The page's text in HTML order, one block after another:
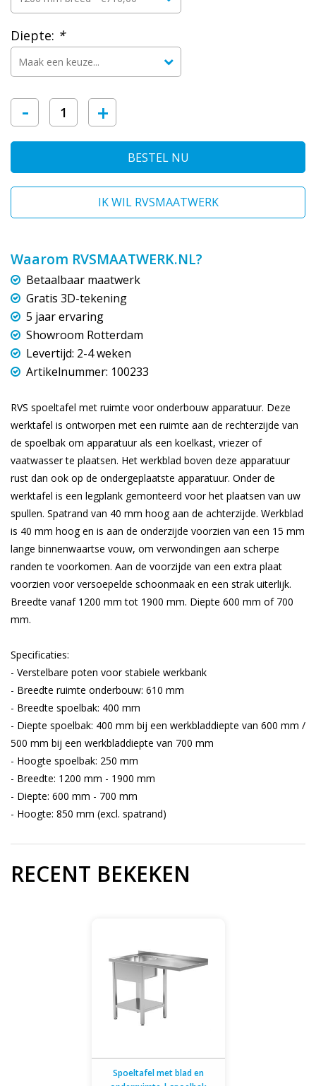
Diepte: *
- +
BESTEL NU
IK WIL RVSMAATWERK
Waarom RVSMAATWERK.NL?
Betaalbaar maatwerk
Gratis 3D-tekening
5 jaar ervaring
Showroom Rotterdam
Levertijd: 2-4 weken
Artikelnummer: 100233
RVS spoeltafel met ruimte voor onderbouw apparatuur. Deze
werktafel is ontworpen met een ruimte aan de rechterzijde van
de spoelbak om apparatuur als een koelkast, vriezer of
vaatwasser te plaatsen. Het werkblad boven deze apparatuur
rust dan ook op de ondergeplaatste apparatuur. Onder de
werktafel is een legplank gemonteerd voor het plaatsen van uw
spullen. Spatrand van 40 mm hoog aan de achterzijde. Werkblad
is 40 mm hoog en is aan de onderzijde voorzien van een 15 mm
lange binnenwaartse vouw, om verwondingen aan scherpe
randen te voorkomen. Aan de voorzijde van een extra plaat
voorzien voor versoepelde schoonmaak en een strak uiterlijk.
Breedte vanaf 1200 mm tot 1900 mm. Diepte 600 mm of 700
mm.
Specificaties:
- Verstelbare poten voor stabiele werkbank
- Breedte ruimte onderbouw: 610 mm
- Breedte spoelbak: 400 mm
- Diepte spoelbak: 400 mm bij een werkbladdiepte van 600 mm /
500 mm bij een werkbladdiepte van 700 mm
- Hoogte spoelbak: 250 mm
- Breedte: 1200 mm - 1900 mm
- Diepte: 600 mm - 700 mm
- Hoogte: 850 mm (excl. spatrand)
RECENT BEKEKEN
Spoeltafel met blad en